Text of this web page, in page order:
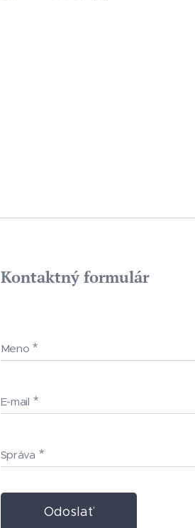
Kontaktný formulár
Meno
E-mail
Správa
Odoslať